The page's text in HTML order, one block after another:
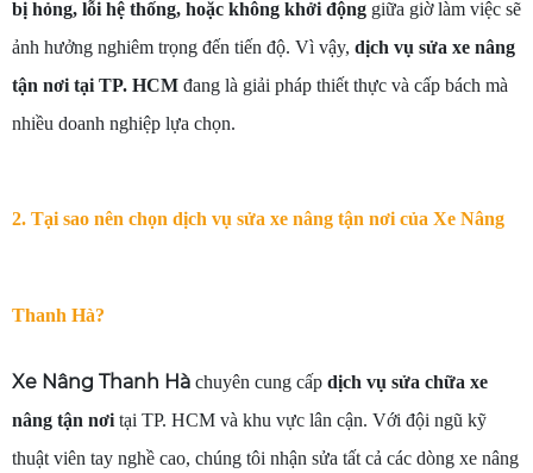
bị hỏng, lỗi hệ thống, hoặc không khởi động giữa giờ làm việc sẽ
ảnh hưởng nghiêm trọng đến tiến độ. Vì vậy, dịch vụ sửa xe nâng
tận nơi tại TP. HCM đang là giải pháp thiết thực và cấp bách mà
nhiều doanh nghiệp lựa chọn.
2. Tại sao nên chọn dịch vụ sửa xe nâng tận nơi của Xe Nâng
Thanh Hà?
Xe Nâng Thanh Hà chuyên cung cấp dịch vụ sửa chữa xe
nâng tận nơi tại TP. HCM và khu vực lân cận. Với đội ngũ kỹ
thuật viên tay nghề cao, chúng tôi nhận sửa tất cả các dòng xe nâng